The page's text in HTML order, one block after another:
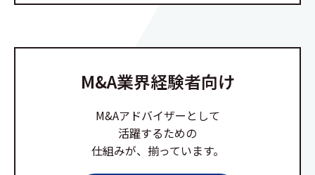
M&A業界経験者向け
M&Aアドバイザーとして
活躍するための
仕組みが、揃っています。